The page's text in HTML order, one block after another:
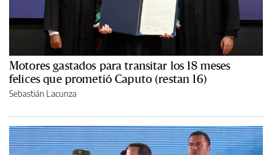
Motores gastados para transitar los 18 meses
felices que prometió Caputo (restan 16)
Sebastián Lacunza